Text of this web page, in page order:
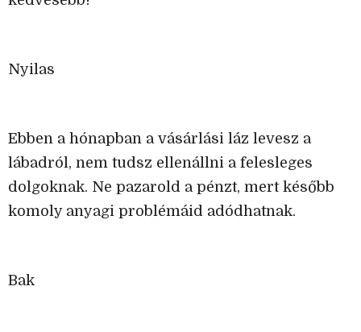
Nyilas
Ebben a hónapban a vásárlási láz levesz a
lábadról, nem tudsz ellenállni a felesleges
dolgoknak. Ne pazarold a pénzt, mert később
komoly anyagi problémáid adódhatnak.
Bak